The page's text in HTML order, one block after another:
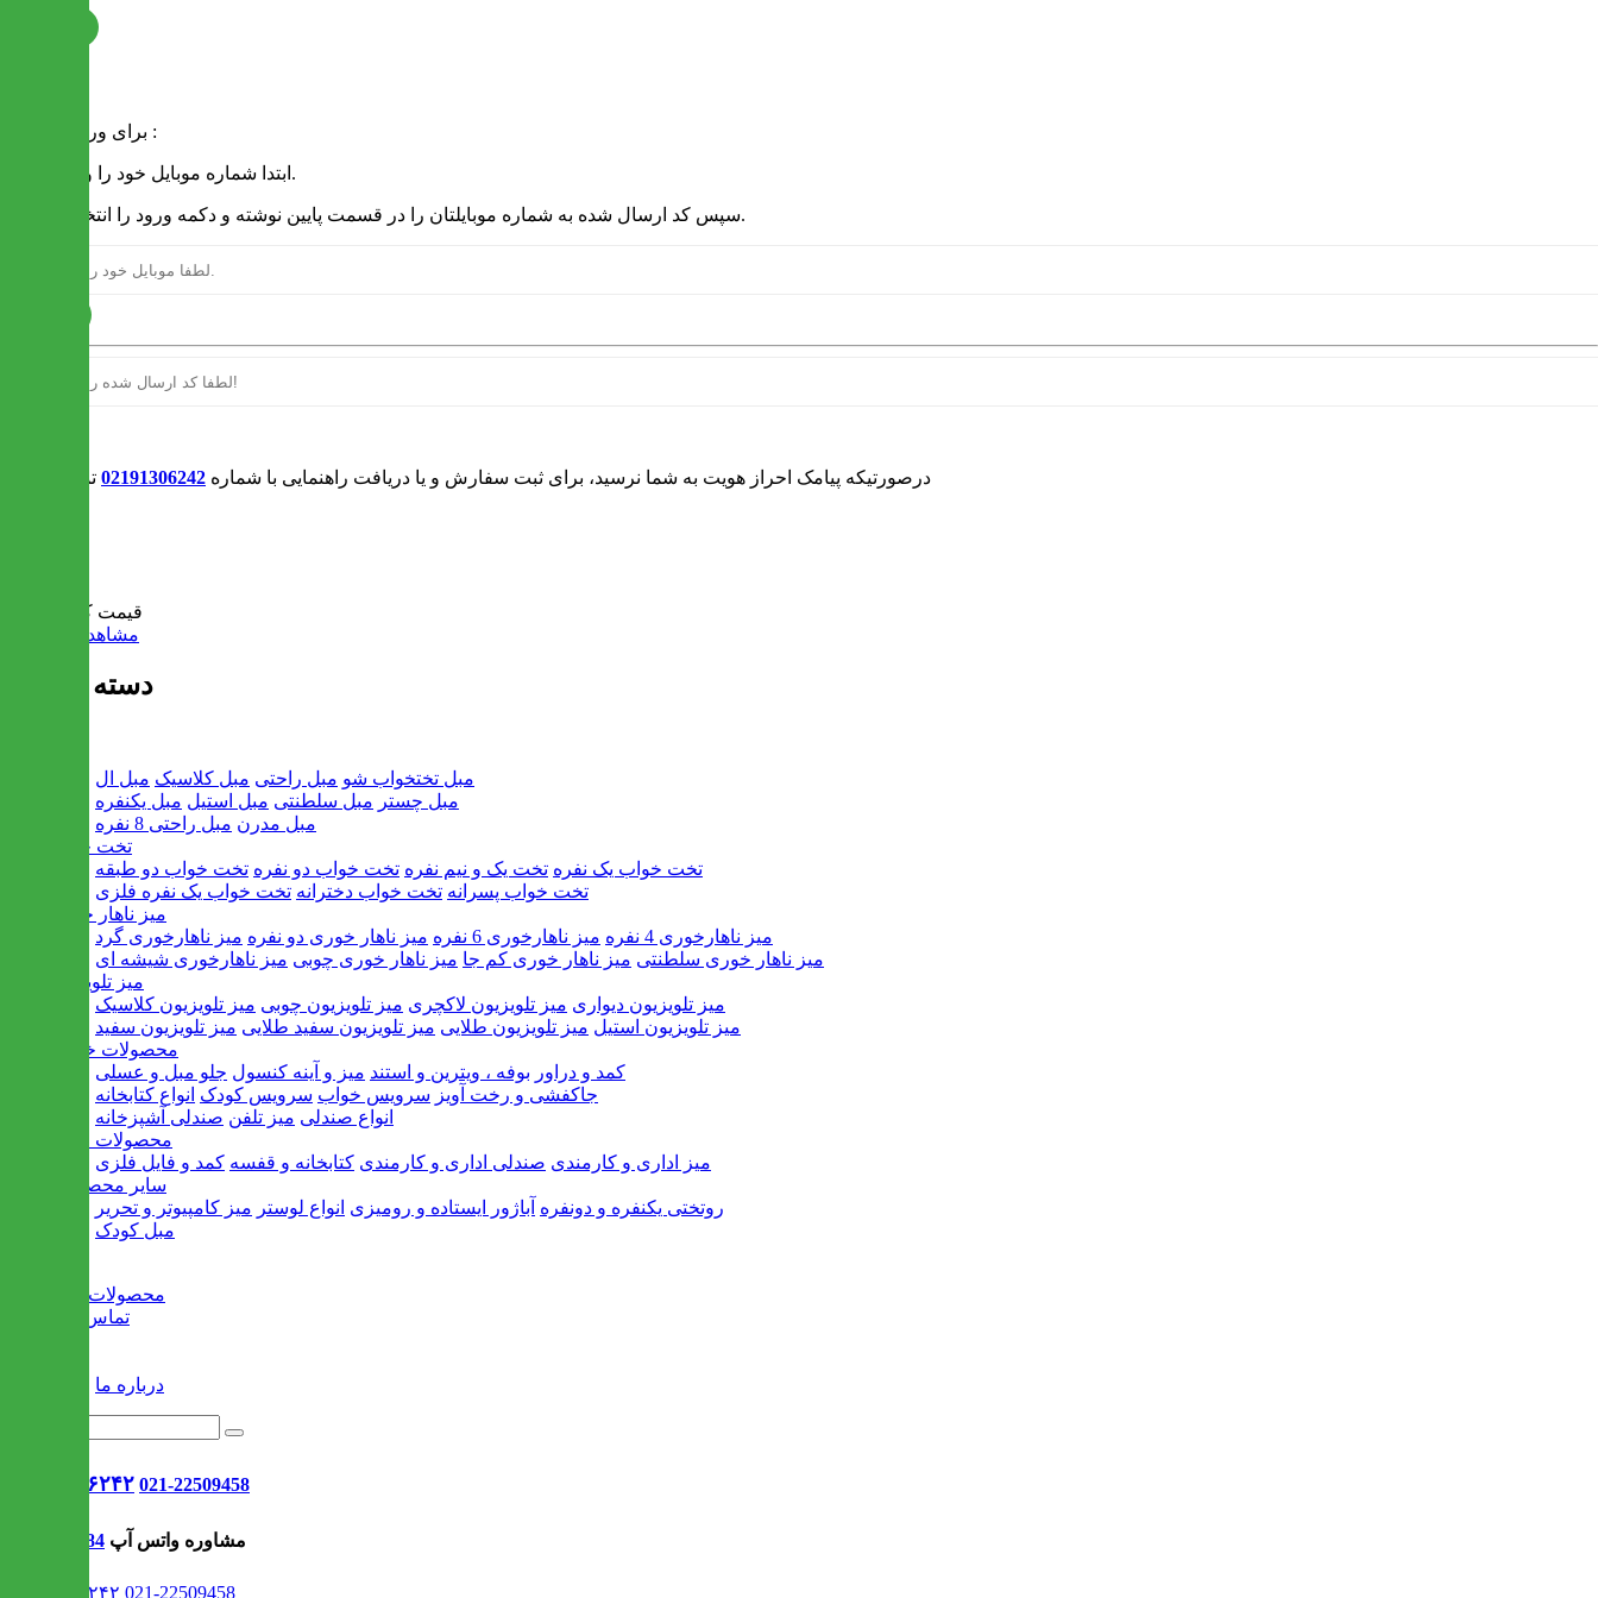
برای ورود به سایت :
1 - ابتدا شماره موبایل خود را وارد کنید.
2 - سپس کد ارسال شده به شماره موبایلتان را در قسمت پایین نوشته و دکمه ورود را انتخاب کنید.
درصورتیکه پیامک احراز هویت به شما نرسید، برای ثبت سفارش و یا دریافت راهنمایی با شماره 02191306242 تماس بگیرید
قیمت کل:
مشاهده سبد خرید
دسته بندی ها
مبل تختخواب شو مبل راحتی مبل کلاسیک مبل ال
مبل چستر مبل سلطنتی مبل استیل مبل یکنفره
مبل مدرن مبل راحتی 8 نفره
تخت خواب
تخت خواب یک نفره تخت یک و نیم نفره تخت خواب دو نفره تخت خواب دو طبقه
تخت خواب پسرانه تخت خواب دخترانه تخت خواب یک نفره فلزی
میز ناهار خوری
میز ناهارخوری 4 نفره
میز ناهارخوری 6 نفره میز ناهار خوری دو نفره میز ناهارخوری گرد
میز ناهار خوری سلطنتی میز ناهار خوری کم جا میز ناهار خوری چوبی میز ناهارخوری شیشه ای
میز تلویزیون
میز تلویزیون دیواری میز تلویزیون لاکچری میز تلویزیون چوبی میز تلویزیون کلاسیک
میز تلویزیون استیل میز تلویزیون طلایی میز تلویزیون سفید طلایی میز تلویزیون سفید
محصولات خانگی
کمد و دراور بوفه ، ویترین و استند میز و آینه کنسول جلو مبل و عسلی
جاکفشی و رخت آویز سرویس خواب سرویس کودک انواع کتابخانه
انواع صندلی میز تلفن صندلی آشپزخانه
محصولات اداری
میز اداری و کارمندی صندلی اداری و کارمندی کتابخانه و قفسه کمد و فایل فلزی
سایر محصولات
روتختی یکنفره و دونفره آباژور ایستاده و رومیزی انواع لوستر میز کامپیوتر و تحریر
مبل کودک
محصولات جدید
تماس با ما
درباره ما
021-۹۱۳۰۶۲۴۲ 021-22509458
09302308484 مشاوره واتس آپ
021-۹۱۳۰۶۲۴۲ 021-22509458